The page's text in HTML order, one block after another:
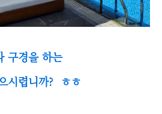
구경을 하는
시렵니까? ㅎㅎ